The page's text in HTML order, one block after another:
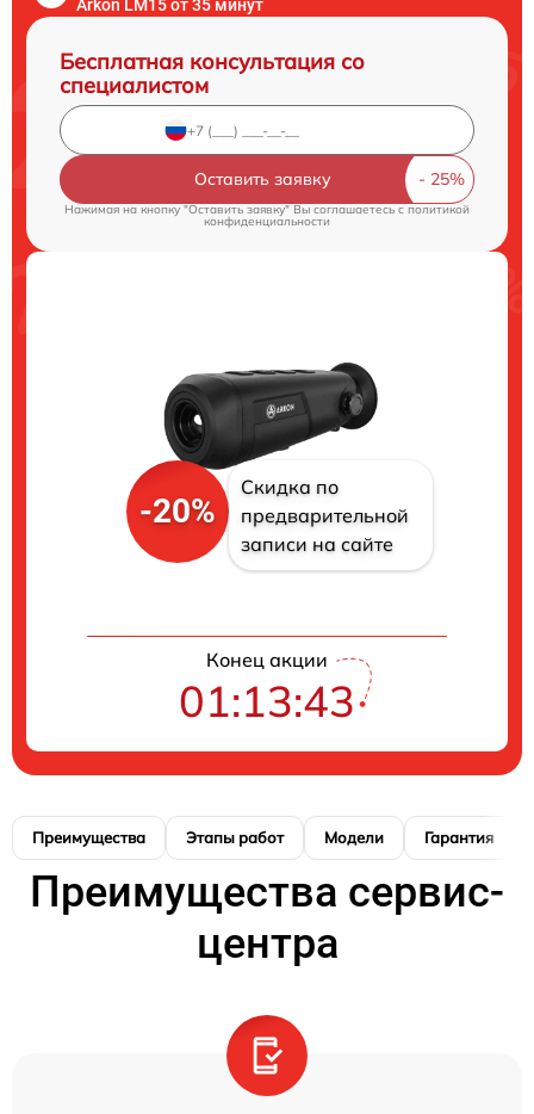
Arkon LM15 от 35 минут
Бесплатная консультация со
специалистом
Оставить заявку
Нажимая на кнопку "Оставить заявку" Вы соглашаетесь c политикой
конфиденциальности
-20%
Скидка по
предварительной
записи на сайте
Конец акции
01:13:42
Преимущества Этапы работ Модели Гарантия
Преимущества сервис-
центра